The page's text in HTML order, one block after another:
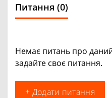
Питання (0)
Немає питань про
задайте своє питання.
+ Додати питання